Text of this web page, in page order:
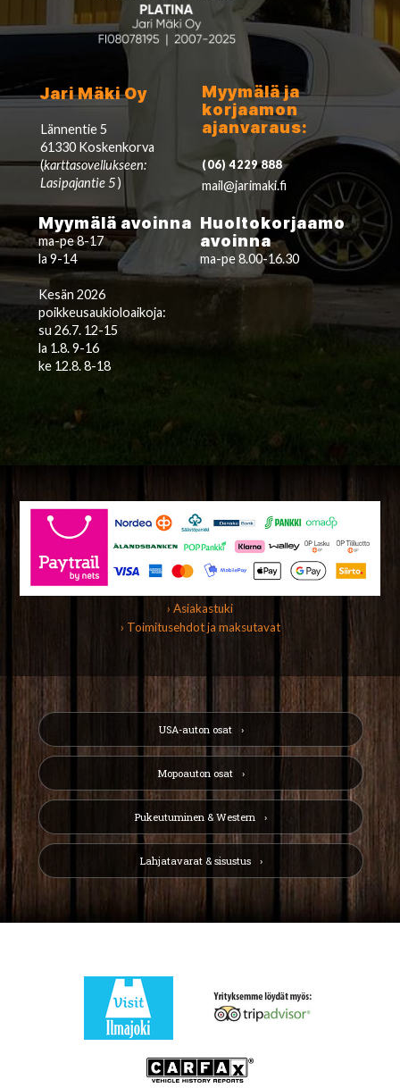
Jari Mäki Oy
Lännentie 5
61330 Koskenkorva
(karttasovellukseen:
Lasipajantie 5)
Myymälä ja
korjaamon
ajanvaraus:
(06) 4229 888
mail@jarimaki.fi
Myymälä avoinna
ma-pe 8-17
la 9-14
Kesän 2026
poikkeusaukioloaikoja:
su 26.7. 12-15
la 1.8. 9-16
ke 12.8. 8-18
Huoltokorjaamo
avoinna
ma-pe 8.00-16.30
› Asiakastuki
› Toimitusehdot ja maksutavat
USA-auton osat
Mopoauton osat
Pukeutuminen & Western
Lahjatavarat & sisustus